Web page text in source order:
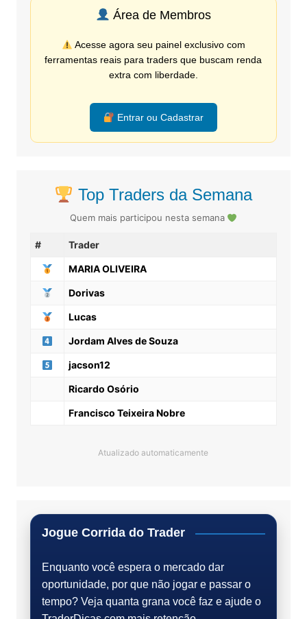
Área de Membros
Acesse agora seu painel exclusivo com
ferramentas reais para traders que buscam renda
extra com liberdade.
Entrar ou Cadastrar
Top Traders da Semana
Quem mais participou nesta semana
# Trader
MARIA OLIVEIRA
Dorivas
Lucas
Jordam Alves de Souza
jacson12
Ricardo Osório
Francisco Teixeira Nobre
Atualizado automaticamente
Jogue Corrida do Trader
Enquanto você espera o mercado dar
oportunidade, por que não jogar e passar o
tempo? Veja quanta grana você faz e ajude o